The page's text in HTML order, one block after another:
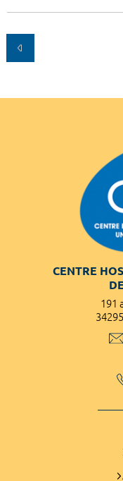
CENTRE
191